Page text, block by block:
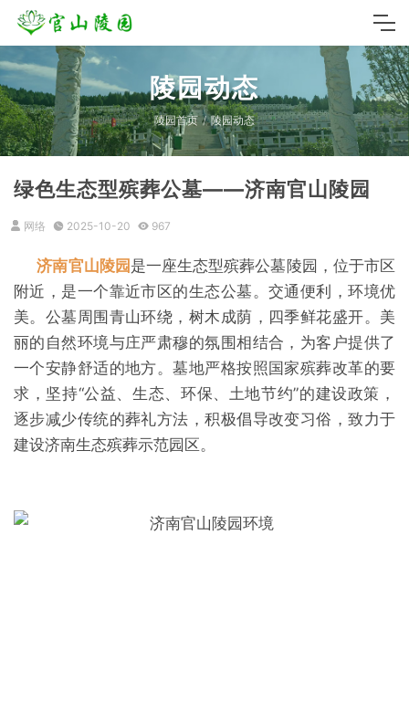
陵园动态
陵园首页 陵园动态
绿色生态型殡葬公墓——济南官山陵园
网络 2025-10-20 967
济南官山陵园 是一座生态型殡葬公墓陵园，位于市区
附近，是一个靠近市区的生态公墓。交通便利，环境优
美。公墓周围青山环绕，树木成荫，四季鲜花盛开。美
丽的自然环境与庄严肃穆的氛围相结合，为客户提供了
一个安静舒适的地方。墓地严格按照国家殡葬改革的要
求，坚持“公益、生态、环保、土地节约”的建设政策，
逐步减少传统的葬礼方法，积极倡导改变习俗，致力于
建设济南生态殡葬示范园区。